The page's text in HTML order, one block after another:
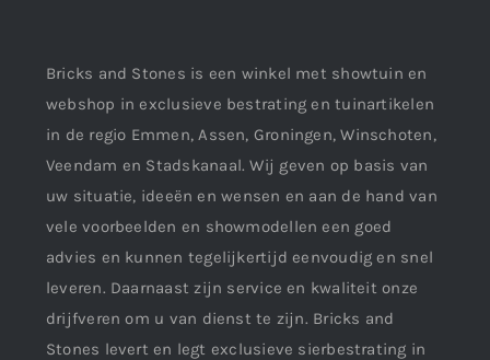
Bricks and Stones is een winkel met showtuin en
webshop in exclusieve bestrating en tuinartikelen
in de regio Emmen, Assen, Groningen, Winschoten,
Veendam en Stadskanaal. Wij geven op basis van
uw situatie, ideeën en wensen en aan de hand van
vele voorbeelden en showmodellen een goed
advies en kunnen tegelijkertijd eenvoudig en snel
leveren. Daarnaast zijn service en kwaliteit onze
drijfveren om u van dienst te zijn. Bricks and
Stones levert en legt exclusieve sierbestrating in